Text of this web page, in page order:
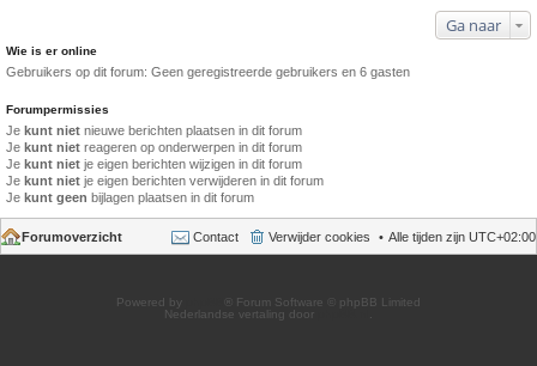
Ga naar
Wie is er online
Gebruikers op dit forum: Geen geregistreerde gebruikers en 6 gasten
Forumpermissies
Je kunt niet nieuwe berichten plaatsen in dit forum
Je kunt niet reageren op onderwerpen in dit forum
Je kunt niet je eigen berichten wijzigen in dit forum
Je kunt niet je eigen berichten verwijderen in dit forum
Je kunt geen bijlagen plaatsen in dit forum
Forumoverzicht Alle tijden zijn UTC+02:00
Verwijder cookies
Contact
Powered by
® Forum Software © phpBB Limited
Nederlandse vertaling door